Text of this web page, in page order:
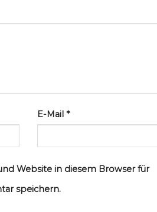
E-Mail*
Website in diesem Browser für
speichern.